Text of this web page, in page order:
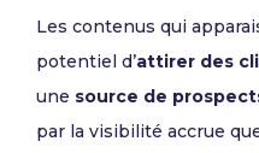
Les contenus qui
potentiel d’attirer des
une source de
par la visibilité accrue